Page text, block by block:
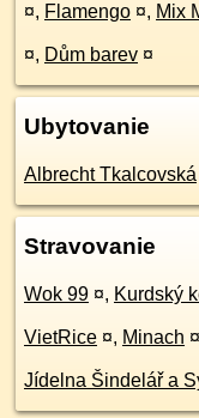
¤, Flamengo ¤, Mix
¤, Dům barev ¤
Ubytovanie
Albrecht Tkalcovská
Stravovanie
Wok 99 ¤, Kurdský
VietRice ¤, Minach ¤
Jídelna Šindelář a